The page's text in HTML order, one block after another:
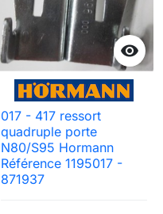

017 - 417 ressort
quadruple porte
N80/S95 Hormann
Référence 1195017 -
871937